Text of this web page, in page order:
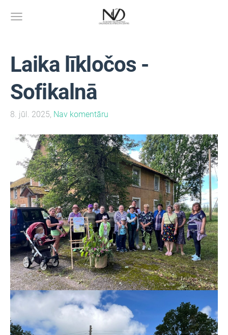
Laika līkločos -
Sofikalnā
8. jūl. 2025, Nav komentāru